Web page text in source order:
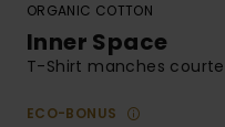
ORGANIC COTTON
Inner Space
T-Shirt manches
ECO-BONUS